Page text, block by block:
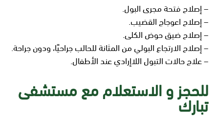
– إصلاح فتحة مجرى البول.
– إصلاح اعوجاج القضيب.
– إصلاح ضيق حوض الكلى.
– إصلاح الارتجاع البولي من المثانة للحالب جراحيًا، ودون جراحة.
– علاج حالات التبول اللاإرادي عند الأطفال.
للحجز و الاستعلام مع مستشفى
تبارك